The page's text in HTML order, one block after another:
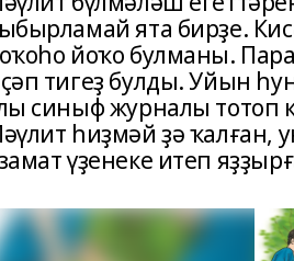
ята бирҙе.
йоҡо булманы.
тигеҙ булды. Уйын
синыф журналы тотоп
һиҙмәй ҙә
үҙенеке итеп